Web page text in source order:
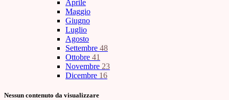
Aprile
Maggio
Giugno
Luglio
Agosto
Settembre 48
Ottobre 41
Novembre 23
Dicembre 16
Nessun contenuto da visualizzare